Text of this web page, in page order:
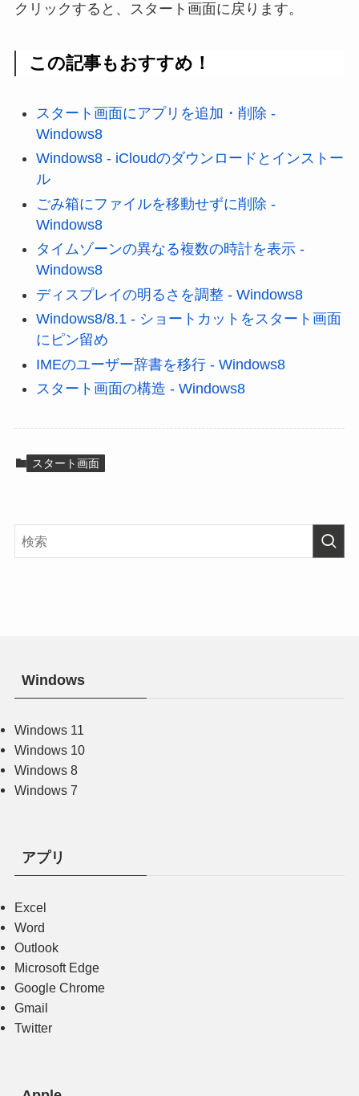
クリックすると、スタート画面に戻ります。
この記事もおすすめ！
スタート画面にアプリを追加・削除 -
Windows8
Windows8 - iCloudのダウンロードとインストー
ル
ごみ箱にファイルを移動せずに削除 -
Windows8
タイムゾーンの異なる複数の時計を表示 -
Windows8
ディスプレイの明るさを調整 - Windows8
Windows8/8.1 - ショートカットをスタート画面
にピン留め
IMEのユーザー辞書を移行 - Windows8
スタート画面の構造 - Windows8
スタート画面
Windows
Windows 11
Windows 10
Windows 8
Windows 7
アプリ
Excel
Word
Outlook
Microsoft Edge
Google Chrome
Gmail
Twitter